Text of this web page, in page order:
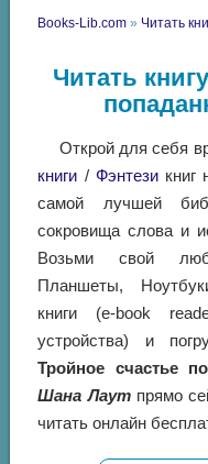
Books-Lib.com » Читать
Читать
Открой для себя
книги / Фэнтезикниг
самой лучшей
сокровища слова и
Возьми свой
Планшеты,
книги (e-book
устройства) и
Тройное счастье
Шана Лаутпрямо
читать онлайн